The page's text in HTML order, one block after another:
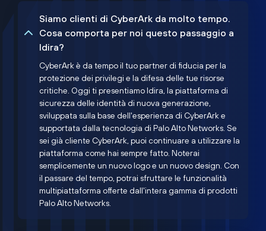
Siamo clienti di CyberArk da molto tempo.
Cosa comporta per noi questo passaggio a
Idira?
CyberArk è da tempo il tuo partner di fiducia per la
protezione dei privilegi e la difesa delle tue risorse
critiche. Oggi ti presentiamo Idira, la piattaforma di
sicurezza delle identità di nuova generazione,
sviluppata sulla base dell'esperienza di CyberArk e
supportata dalla tecnologia di Palo Alto Networks. Se
sei già cliente CyberArk, puoi continuare a utilizzare la
piattaforma come hai sempre fatto. Noterai
semplicemente un nuovo logo e un nuovo design. Con
il passare del tempo, potrai sfruttare le funzionalità
multipiattaforma offerte dall'intera gamma di prodotti
Palo Alto Networks.